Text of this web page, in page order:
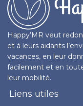
Happy’MR veut
et à leurs aidants
vacances, en leur
facilement et en
leur mobilité.
Liens utiles